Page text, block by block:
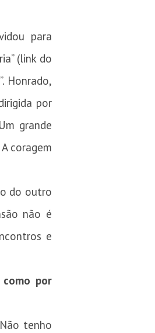
para
(link do
Honrado,
por
grande
coragem
do outro
não é
e
por
tenho